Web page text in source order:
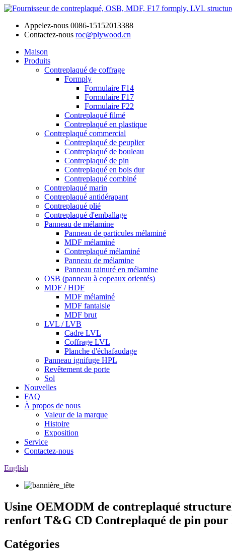
Appelez-nous 0086-15152013388
Contactez-nous roc@plywood.cn
Maison
Produits
Contreplaqué de coffrage
Formply
Formulaire F14
Formulaire F17
Formulaire F22
Contreplaqué filmé
Contreplaqué en plastique
Contreplaqué commercial
Contreplaqué de peuplier
Contreplaqué de bouleau
Contreplaqué de pin
Contreplaqué en bois dur
Contreplaqué combiné
Contreplaqué marin
Contreplaqué antidérapant
Contreplaqué plié
Contreplaqué d'emballage
Panneau de mélamine
Panneau de particules mélaminé
MDF mélaminé
Contreplaqué mélaminé
Panneau de mélamine
Panneau rainuré en mélamine
OSB (panneau à copeaux orientés)
MDF / HDF
MDF mélaminé
MDF fantaisie
MDF brut
LVL / LVB
Cadre LVL
Coffrage LVL
Planche d'échafaudage
Panneau ignifuge HPL
Revêtement de porte
Sol
Nouvelles
FAQ
À propos de nous
Valeur de la marque
Histoire
Exposition
Service
Contactez-nous
English
Usine OEMODM de contreplaqué
renfort T&G CD Contreplaqué de pin pour
Catégories